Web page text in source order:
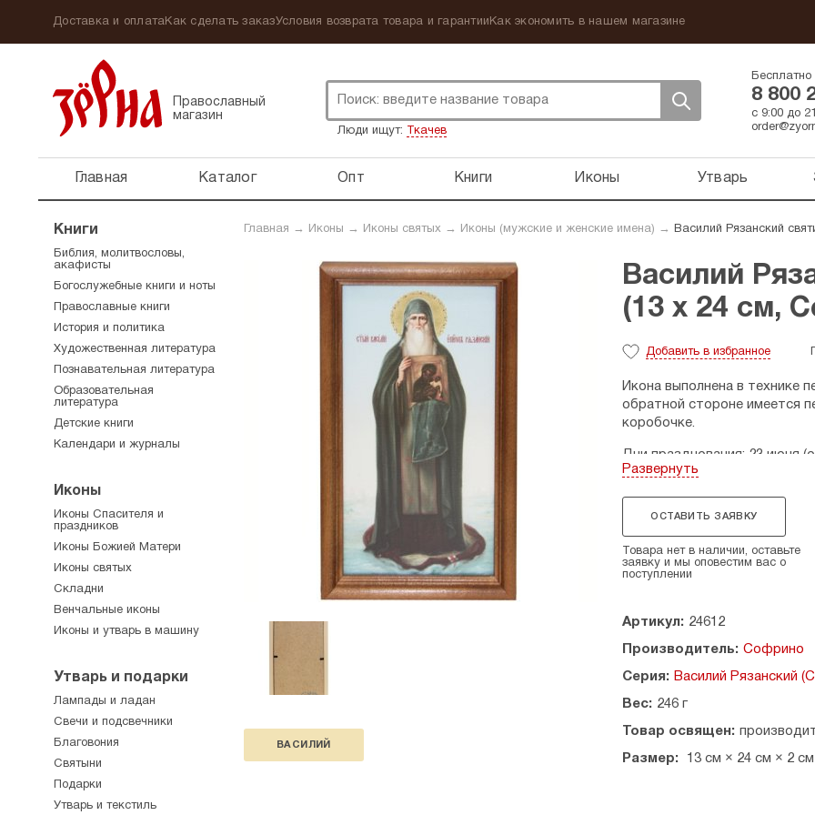
Доставка и оплатаКак сделать заказУсловия возврата товара и гарантии Как экономить в нашем магазине
Православный
магазин
Люди ищут: Ткачев
Бесплатно
8 800
с 9:00 до
Главная Каталог Опт Книги Иконы Утварь
Главная → Иконы → Иконы святых → Иконы (мужские и женские имена) → Василий Рязанский
ВАСИЛИЙ
Василий
(13 х 24 см,
Добавить в избранное
Икона выполнена в технике
обратной стороне имеется
коробочке.
Дни празднования: 23 июня
Страна производитель:
Развернуть
ОСТАВИТЬ ЗАЯВКУ
Товара нет в наличии, оставьте
заявку и мы оповестим вас о
поступлении
Артикул: 24612
Производитель: Софрино
Серия: Василий Рязанский
Вес: 246 г
Товар освящен:
Размер: 13 см × 24 см × 2 см
Книги
Библия, молитвословы,
акафисты
Богослужебные книги и ноты
Православные книги
История и политика
Художественная литература
Познавательная литература
Образовательная
литература
Детские книги
Календари и журналы
Иконы
Иконы Спасителя и
праздников
Иконы Божией Матери
Иконы святых
Складни
Венчальные иконы
Иконы и утварь в машину
Утварь и подарки
Лампады и ладан
Свечи и подсвечники
Благовония
Святыни
Подарки
Утварь и текстиль